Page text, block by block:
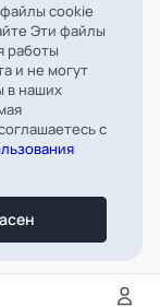
cookie
Эти файлы
работы
и не могут
в наших
с